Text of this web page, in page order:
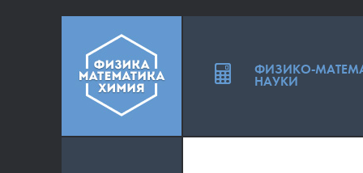
ФИЗИКО-
НАУКИ